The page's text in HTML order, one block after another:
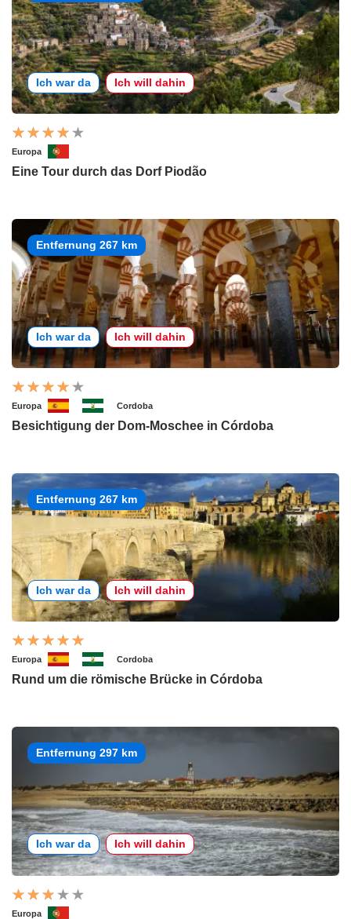
Ich war da Ich will dahin
Europa
Eine Tour durch das Dorf Piodão
Entfernung 267 km
Ich war da Ich will dahin
Europa Cordoba
Besichtigung der Dom-Moschee in Córdoba
Entfernung 267 km
Ich war da Ich will dahin
Europa Cordoba
Rund um die römische Brücke in Córdoba
Entfernung 297 km
Ich war da Ich will dahin
Europa